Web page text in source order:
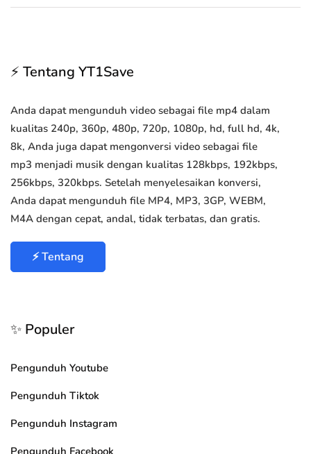
⚡ Tentang YT1Save
Anda dapat mengunduh video sebagai file mp4 dalam
kualitas 240p, 360p, 480p, 720p, 1080p, hd, full hd, 4k,
8k, Anda juga dapat mengonversi video sebagai file
mp3 menjadi musik dengan kualitas 128kbps, 192kbps,
256kbps, 320kbps. Setelah menyelesaikan konversi,
Anda dapat mengunduh file MP4, MP3, 3GP, WEBM,
M4A dengan cepat, andal, tidak terbatas, dan gratis.
⚡ Tentang
✨ Populer
Pengunduh Youtube
Pengunduh Tiktok
Pengunduh Instagram